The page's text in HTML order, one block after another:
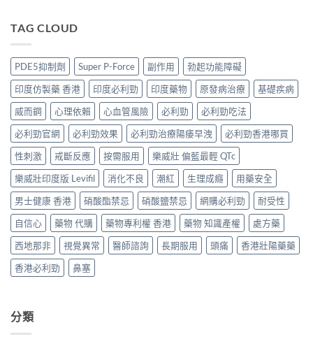
凍
薦）〉
中
持
完
整
對
比〉
全？
購
攻
略：
貨
付
款
點
＋
3
招
辨
別
真
假〉
中
邊
正
貨？
2026
價
錢、
效
果
與
買
攻
略〉
中
吉
Force
藍
P
香
港
邊
度
買
貨？
2026
雙
效
偉
價
錢、
效
果
TAG CLOUD
PDE5抑制劑 Super P-Force 副作用
勃起功能障礙
印度仿製藥 香港
印度必利勁 印度藥物 原發病治療
基礎疾病
威而鋼
心理依賴 心血管風險 必利勁
必利勁吃法
必利勁官網
必利勁效果 必利勁治療陽痿早洩
必利勁香港哪買
性刺激
戒斷反應 按需服用
樂威壯 偏藍最輕 QTc
樂威壯印度版 Levifil
消化不良 潮紅 生理成癮
用藥安全
男士健康 香港
硝酸酯禁忌 硝酸鹽禁忌 網購必利勁
耐受性
自信心
藥物 代購 藥物專利權 香港 藥物 知識產權
處方藥
西地那非
視覺異常 醫師諮詢 長期服用 頭痛
香港壯陽藥藥
香港必利勁
鼻塞
分類